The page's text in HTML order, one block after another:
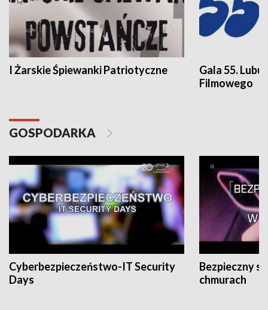
I Żarskie Śpiewanki Patriotyczne
Gala 55.
Filmowego
GOSPODARKA
Cyberbezpieczeństwo-IT Security
Days
Bezpieczny
chmurach